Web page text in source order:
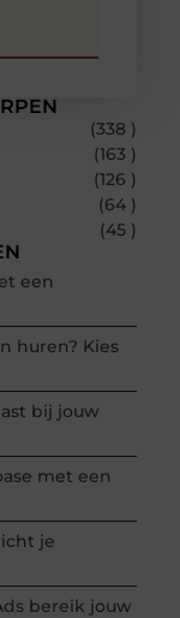
(338 )
(163 )
(126 )
(64 )
(45 )
een
huren? Kies
bij jouw
met een
je
bereik jouw